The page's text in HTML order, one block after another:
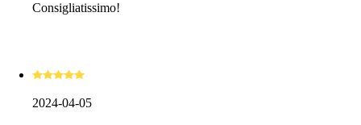
Consigliatissimo!
2024-04-05